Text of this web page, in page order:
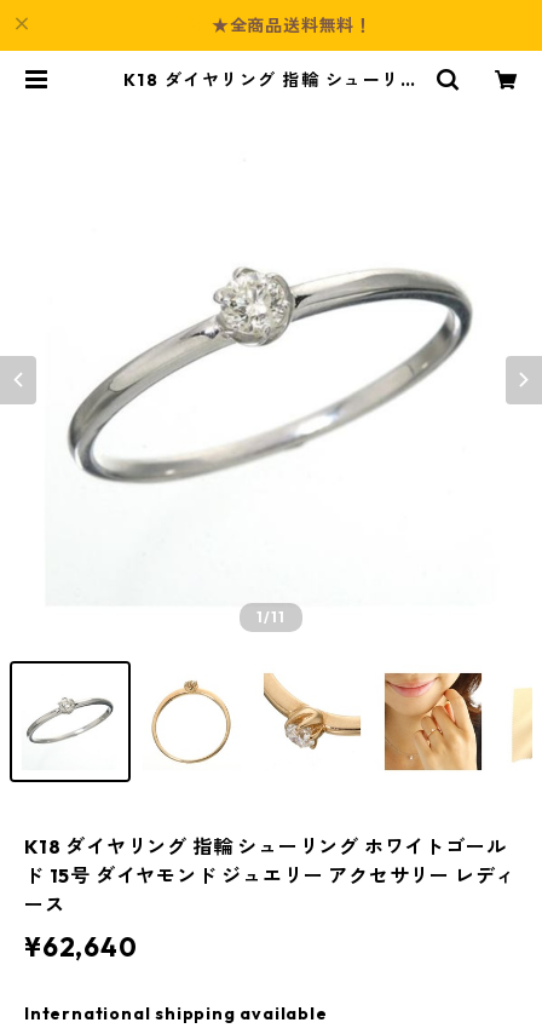
★全商品送料無料！
K18 ダイヤリング 指輪 シューリン
1/11
K18 ダイヤリング 指輪 シューリング ホワイトゴール
ド 15号 ダイヤモンド ジュエリー アクセサリー レディ
ース
¥62,640
International shipping available